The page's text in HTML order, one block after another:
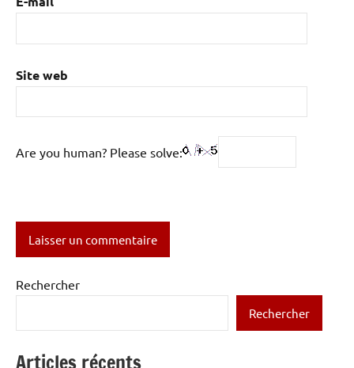
Site web
Are you human? Please solve:
Rechercher
Rechercher